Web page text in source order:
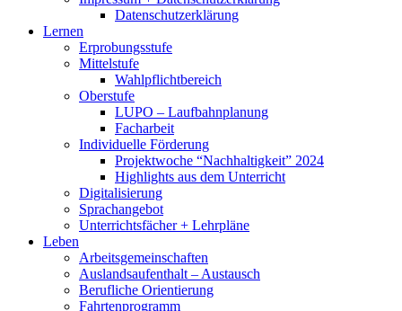
Datenschutzerklärung
Lernen
Erprobungsstufe
Mittelstufe
Wahlpflichtbereich
Oberstufe
LUPO – Laufbahnplanung
Facharbeit
Individuelle Förderung
Projektwoche “Nachhaltigkeit” 2024
Highlights aus dem Unterricht
Digitalisierung
Sprachangebot
Unterrichtsfächer + Lehrpläne
Leben
Arbeitsgemeinschaften
Auslandsaufenthalt – Austausch
Berufliche Orientierung
Fahrtenprogramm